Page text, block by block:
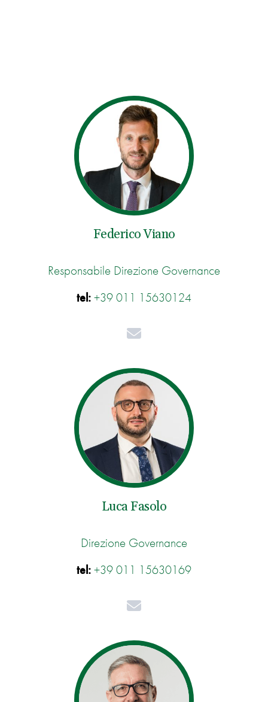
Federico Viano
Responsabile Direzione Governance
tel:+39 011 15630124
Mail
Luca Fasolo
Direzione Governance
tel:+39 011 15630169
Mail